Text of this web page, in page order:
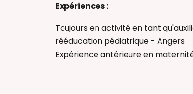
Expériences :
Toujours en activité en tant
rééducation pédiatrique - Angers
Expérience antérieure en